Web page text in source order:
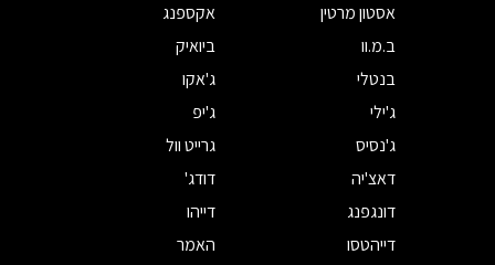
אסטון מרטין
אקספנג
ב.מ.וו
ביואיק
בנטלי
ג'אקו
ג'ילי
ג'יפ
ג'נסיס
גרייט וול
דאצ'יה
דודג'
דונגפנג
דייהו
דייהטסו
האמר